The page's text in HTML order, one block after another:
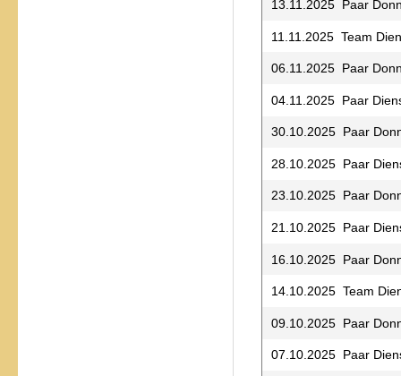
13.11.2025 Paar
11.11.2025 Team
06.11.2025 Paar
04.11.2025 Paar
30.10.2025 Paar
28.10.2025 Paar
23.10.2025 Paar
21.10.2025 Paar
16.10.2025 Paar
14.10.2025 Team
09.10.2025 Paar
07.10.2025 Paar